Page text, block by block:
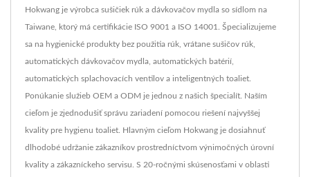
Hokwang je výrobca sušičiek rúk a dávkovačov mydla so sídlom na
Taiwane, ktorý má certifikácie ISO 9001 a ISO 14001. Špecializujeme
sa na hygienické produkty bez použitia rúk, vrátane sušičov rúk,
automatických dávkovačov mydla, automatických batérií,
automatických splachovacích ventilov a inteligentných toaliet.
Ponúkanie služieb OEM a ODM je jednou z našich špecialít. Naším
cieľom je zjednodušiť správu zariadení pomocou riešení najvyššej
kvality pre hygienu toaliet. Hlavným cieľom Hokwang je dosiahnuť
dlhodobé udržanie zákazníkov prostredníctvom výnimočných úrovní
kvality a zákazníckeho servisu. S 20-ročnými skúsenosťami v oblasti